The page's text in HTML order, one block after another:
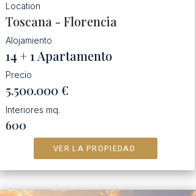
Location
Toscana - Florencia
Alojamiento
14 + 1 Apartamento
Precio
5.500.000€
Interiores mq.
600
VER LA PROPIEDAD